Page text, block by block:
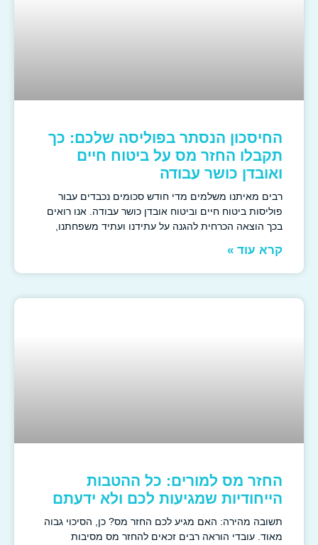
החיסכון הנסתר בפוליסה שלכם: כך
תקבלו החזר מס על ביטוח חיים
ואובדן כושר עבודה
רבים מאיתנו משלמים מדי חודש סכומים נכבדים עבור
פוליסות ביטוח חיים וביטוח אובדן כושר עבודה. אנו רואים
בכך הוצאה הכרחית להגנה על עתידנו ועתיד משפחתנו,
קרא עוד »
החזר מס למורים: כל ההטבות
הייחודיות שמגיעות לכם ולא ידעתם
תשובה מהירה: האם מגיע לכם החזר מס? כן, הסיכוי גבוה
מאוד. עובדי הוראה רבים זכאים להחזר מס מסיבות